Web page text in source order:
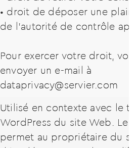
• droit de déposer une
de l’autorité de contrôle
Pour exercer votre droit,
envoyer un e-mail à
dataprivacy@servier.com
Utilisé en contexte avec le
WordPress du site Web. Le
permet au propriétaire du